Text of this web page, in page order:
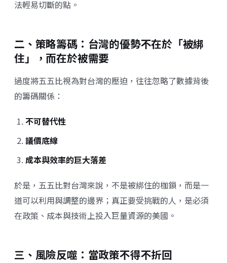
法輕易切斷的點。
二、策略籌碼：台灣的優勢不在於「被綁
住」，而在於被需要
過度將五五比視為對台灣的壓迫，往往忽略了數據背後
的籌碼關係：
不可替代性
議價底線
成本與效率的巨大落差
於是，五五比對台灣來說，不是被綁住的枷鎖，而是一
道可以利用與調整的邊界；真正要受挑戰的人，是必須
在政策、成本與技術上投入巨量資源的美國。
三、風險反噬：當政策不得不折回